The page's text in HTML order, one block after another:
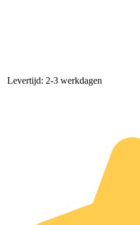
Levertijd: 2-3 werkdagen